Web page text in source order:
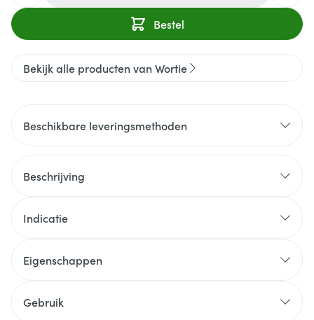
Bestel
Bekijk alle producten van Wortie
Beschikbare leveringsmethoden
Beschrijving
Indicatie
Eigenschappen
Gebruik